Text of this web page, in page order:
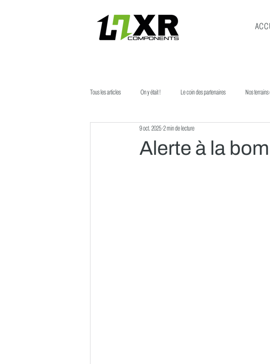
Tous les articles On y était ! Le coin des partenaires Nos terrains
Alerte à la
9 oct. 2025 2 min de lecture